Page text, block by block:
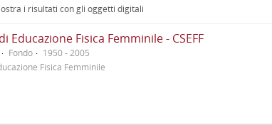
i risultati con gli oggetti digitali
Educazione Fisica Femminile - CSEFF
Fondo
1950 - 2005
Fisica Femminile